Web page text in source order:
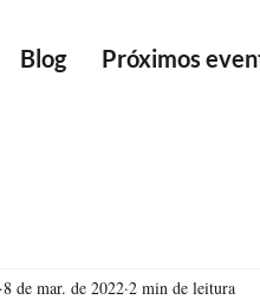
Blog Próximos
8 de mar. de 2022 2 min de leitura